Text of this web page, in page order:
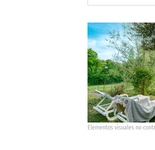
Elementos visuales no